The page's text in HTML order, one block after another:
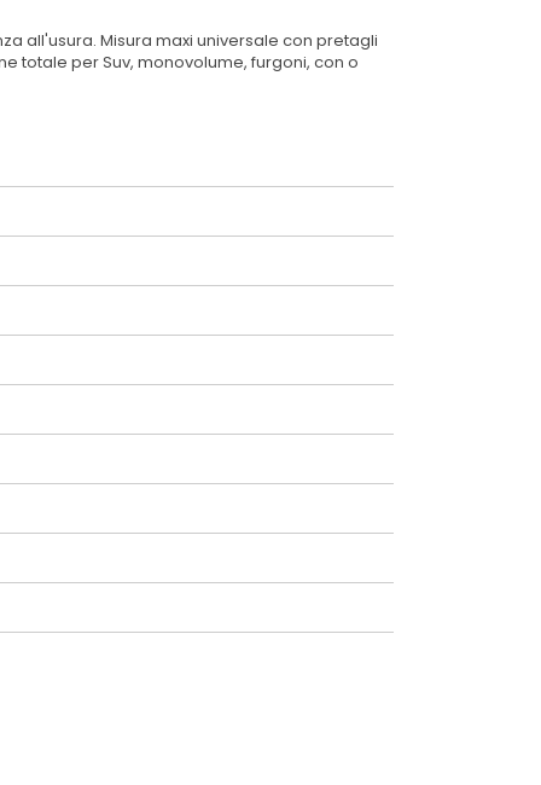
all'usura. Misura maxi universale con pretagli
totale per Suv, monovolume, furgoni, con o